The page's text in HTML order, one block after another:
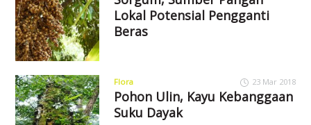
Lokal Potensial Pengganti
Beras
Flora 23 Mar 2018
Pohon Ulin, Kayu Kebanggaan
Suku Dayak